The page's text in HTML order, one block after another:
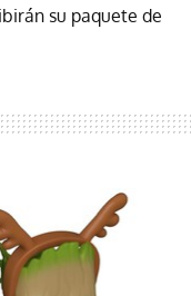
su paquete de